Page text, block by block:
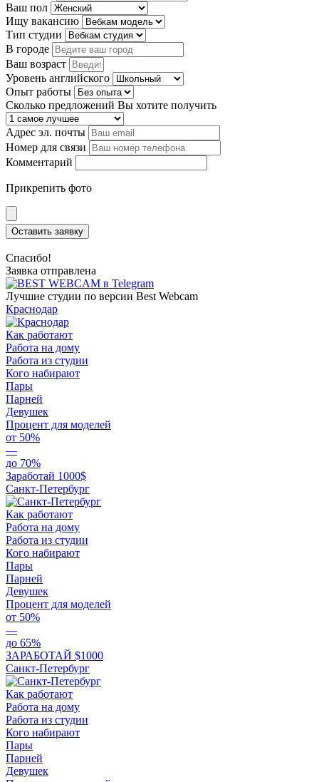
Ваш пол
Ищу вакансию
Тип студии
В городе
Ваш возраст
Уровень английского
Опыт работы
Сколько предложений Вы хотите получить
Адрес эл. почты
Номер для связи
Комментарий
Прикрепить фото
Оставить заявку
Спасибо!
Заявка отправлена
Лучшие студии по версии Best Webcam
Краснодар
Как работают
Работа на дому
Работа из студии
Кого набирают
Пары
Парней
Девушек
Процент для моделей
от 50%
—
до 70%
Заработай 1000$
Санкт-Петербург
Как работают
Работа на дому
Работа из студии
Кого набирают
Пары
Парней
Девушек
Процент для моделей
от 50%
—
до 65%
ЗАРАБОТАЙ $1000
Санкт-Петербург
Как работают
Работа на дому
Работа из студии
Кого набирают
Пары
Парней
Девушек